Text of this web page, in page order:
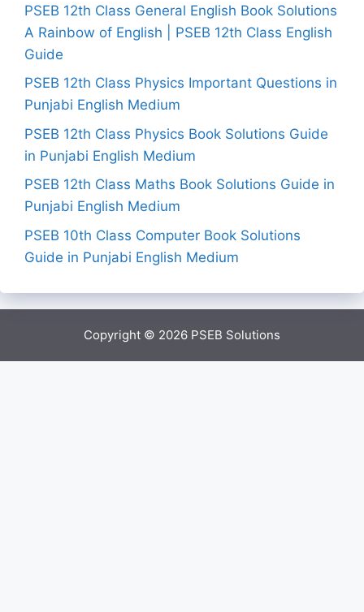
PSEB 12th Class General English Book Solutions
A Rainbow of English | PSEB 12th Class English
Guide
PSEB 12th Class Physics Important Questions in
Punjabi English Medium
PSEB 12th Class Physics Book Solutions Guide
in Punjabi English Medium
PSEB 12th Class Maths Book Solutions Guide in
Punjabi English Medium
PSEB 10th Class Computer Book Solutions
Guide in Punjabi English Medium
Copyright © 2026 PSEB Solutions